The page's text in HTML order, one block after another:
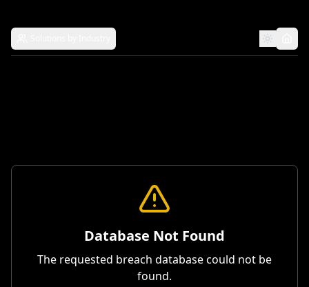
Database Not Found
The requested breach database could not be
found.